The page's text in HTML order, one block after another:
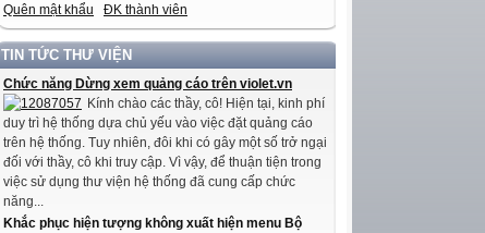
Quên mật khẩu ĐK thành viên
TIN TỨC THƯ VIỆN
Chức năng Dừng xem quảng cáo trên violet.vn
Kính chào các thầy, cô! Hiện tại, kinh phí
duy trì hệ thống dựa chủ yếu vào việc đặt quảng cáo
trên hệ thống. Tuy nhiên, đôi khi có gây một số trở ngại
đối với thầy, cô khi truy cập. Vì vậy, để thuận tiện trong
việc sử dụng thư viện hệ thống đã cung cấp chức
năng...
Khắc phục hiện tượng không xuất hiện menu Bộ